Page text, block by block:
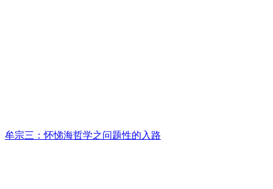
牟宗三：怀悌海哲学之问题性的入路